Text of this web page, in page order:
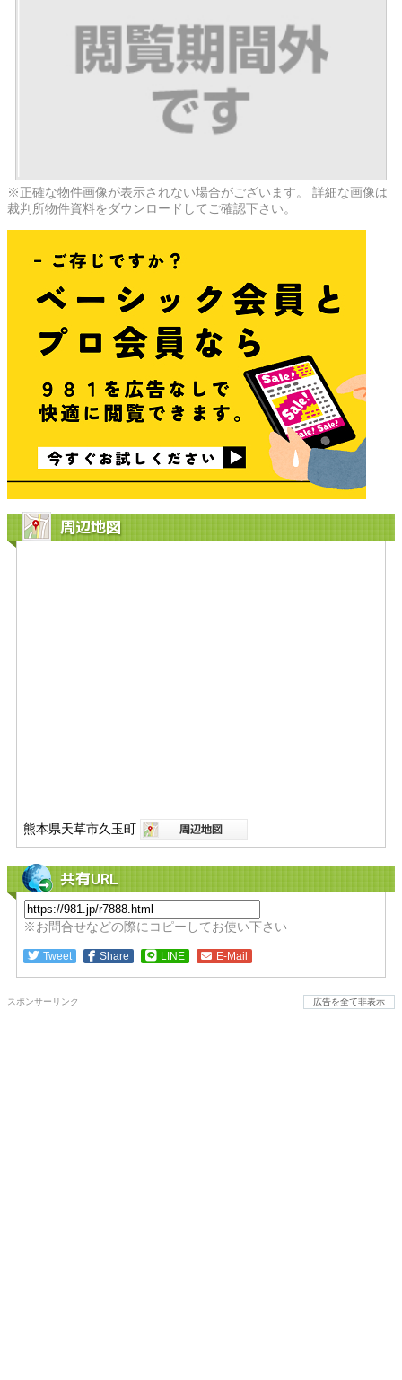
※正確な物件画像が表示されない場合がございます。 詳細な画像は
裁判所物件資料をダウンロードしてご確認下さい。
周辺地図
熊本県天草市久玉町
共有URL
※お問合せなどの際にコピーしてお使い下さい
Tweet Share LINE E-Mail
スポンサーリンク 広告を全て非表示